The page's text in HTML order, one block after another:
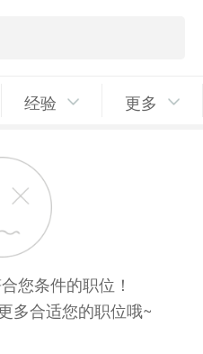
经验 更多
您条件的职位！
多合适您的职位哦~